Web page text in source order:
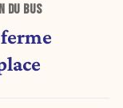
DU BUS